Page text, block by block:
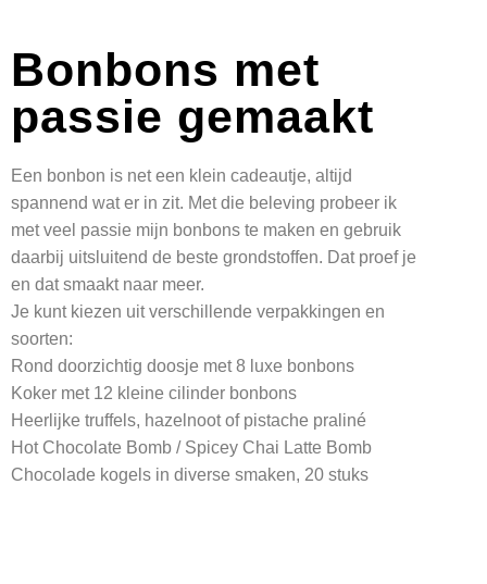
Bonbons met
passie gemaakt
Een bonbon is net een klein cadeautje, altijd
spannend wat er in zit. Met die beleving probeer ik
met veel passie mijn bonbons te maken en gebruik
daarbij uitsluitend de beste grondstoffen. Dat proef je
en dat smaakt naar meer.
Je kunt kiezen uit verschillende verpakkingen en
soorten:
Rond doorzichtig doosje met 8 luxe bonbons
Koker met 12 kleine cilinder bonbons
Heerlijke truffels, hazelnoot of pistache praliné
Hot Chocolate Bomb / Spicey Chai Latte Bomb
Chocolade kogels in diverse smaken, 20 stuks